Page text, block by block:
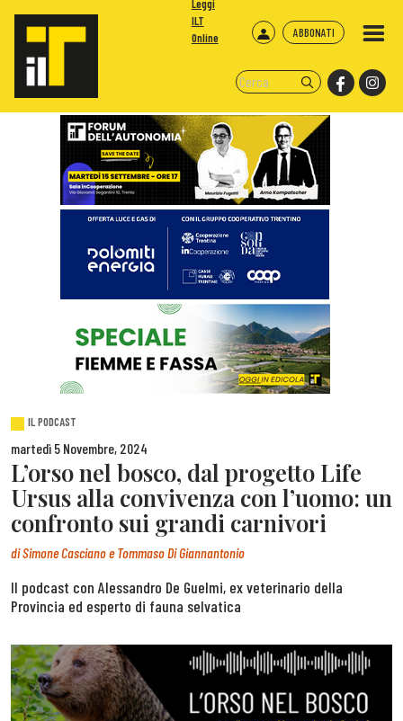
ABBONATI
Leggi
ILT
Online
IL PODCAST
martedì 5 Novembre, 2024
L’orso nel bosco, dal progetto Life
Ursus alla convivenza con l’uomo: un
confronto sui grandi carnivori
diSimone Casciano e Tommaso Di Giannantonio
Il podcast con Alessandro De Guelmi, ex veterinario della
Provincia ed esperto di fauna selvatica